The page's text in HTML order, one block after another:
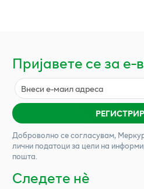
Пријавете се за е-
Доброволно се согласувам,
лични податоци за цели на
пошта.
Следете нѐ